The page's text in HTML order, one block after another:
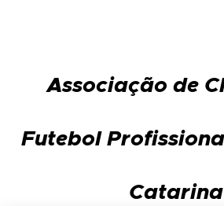
Associação de
Futebol
Catarina